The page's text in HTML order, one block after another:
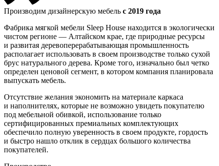
Производим дизайнерскую мебель с 2019 года
Фабрика мягкой мебели Sleep House находится в экологически
чистом регионе — Алтайском крае, где природные ресурсы
и развитая деревоперерабатывающая промышленность
располагает использовать в своем производстве только сухой
брус натурального дерева. Кроме того, изначально был четко
определен ценовой сегмент, в котором компания планировала
выпускать мебель.
Отсутствие желания экономить на материале каркаса
и наполнителях, которые не возможно увидеть покупателю
под мебельной обивкой, использование только
сертифицированных премиальных комплектующих
обеспечило полную уверенность в своем продукте, гордость
и быстро нашло отклик в сердцах большого количества
покупателей.